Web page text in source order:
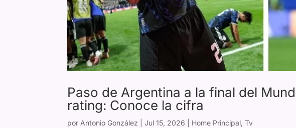
Paso de Argentina a la final del
rating: Conoce la cifra
por Antonio González |Jul 15, 2026 Home Principal,Tv